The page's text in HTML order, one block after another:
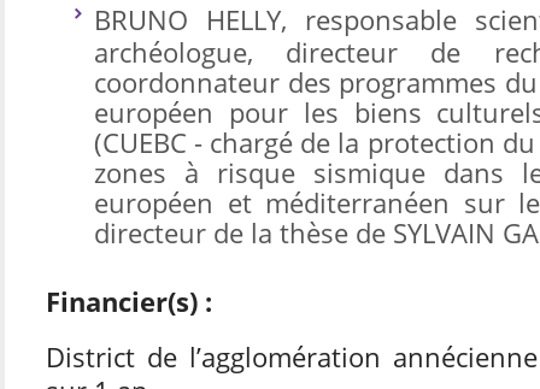
BRUNO HELLY, responsable
archéologue, directeur de
coordonnateur des programmes
européen pour les biens
(CUEBC - chargé de la protection
zones à risque sismique dans
européen et méditerranéen sur
directeur de la thèse de SYLVAIN
Financier(s) :
District de l’agglomération